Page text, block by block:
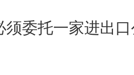
须委托一家进出